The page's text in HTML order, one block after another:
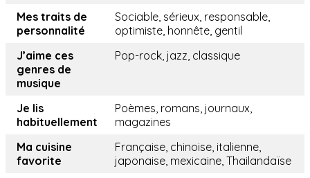
Mes traits de
personnalité
Sociable, sérieux, responsable,
optimiste, honnête, gentil
J’aime ces
genres de
musique
Pop-rock, jazz, classique
Je lis
habituellement
Poèmes, romans, journaux,
magazines
Ma cuisine
favorite
Française, chinoise, italienne,
japonaise, mexicaine, Thailandaïse